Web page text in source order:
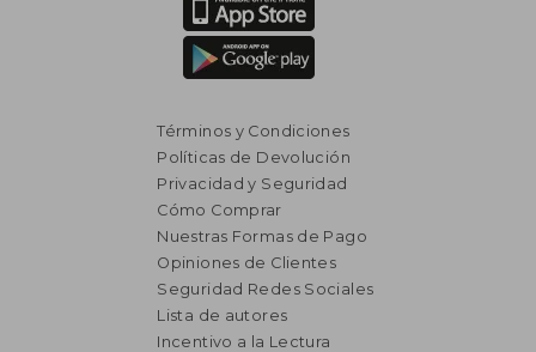
Términos y Condiciones
Políticas de Devolución
Privacidad y Seguridad
Cómo Comprar
Nuestras Formas de Pago
Opiniones de Clientes
Seguridad Redes Sociales
Lista de autores
Incentivo a la Lectura